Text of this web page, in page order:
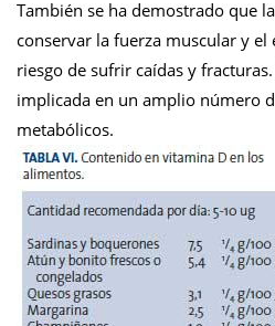
También se ha demostrado que
conservar la fuerza muscular y
riesgo de sufrir caídas y
implicada en un amplio número
metabólicos.